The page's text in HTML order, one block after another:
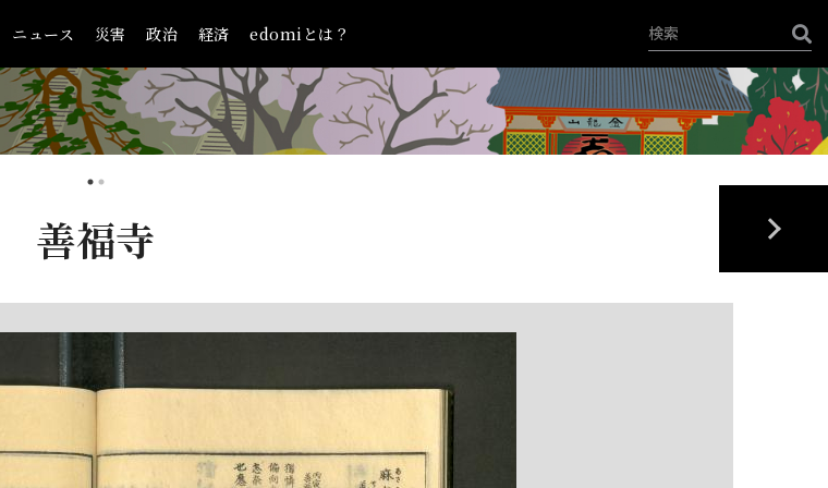
ニュース 災害 政治 経済 edomiとは？
善福寺